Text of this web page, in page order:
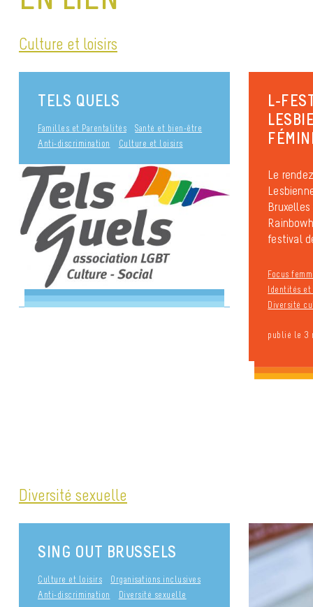
Culture et loisirs
TELS QUELS
Familles et Parentalités
Santé et bien-être
Anti-discrimination
Culture et loisirs
L-
Le
festival
Focus
Identités
Diversité
publié le 3
Diversité sexuelle
SING OUT BRUSSELS
Culture et loisirs
Organisations inclusives
Anti-discrimination
Diversité sexuelle